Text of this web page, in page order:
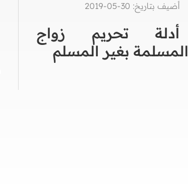
أضيف بتاريخ: 30-05-2019
أدلة تحريم زواج
المسلمة بغير المسلم